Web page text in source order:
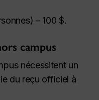
– 100 $.
campus
nécessitent un
du reçu officiel à